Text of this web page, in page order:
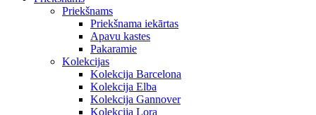
Priekšnams
Priekšnama iekārtas
Apavu kastes
Pakaramie
Kolekcijas
Kolekcija Barcelona
Kolekcija Elba
Kolekcija Gannover
Kolekcija Lora